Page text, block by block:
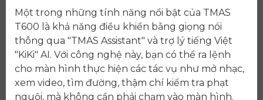
Một trong những tính năng nổi bật của TMAS
T600 là khả năng điều khiển bằng giọng nói
thông qua "TMAS Assistant" và trợ lý tiếng Việt
"KiKi" AI. Với công nghệ này, bạn có thể ra lệnh
cho màn hình thực hiện các tác vụ như mở nhạc,
xem video, tìm đường, thậm chí kiểm tra phạt
nguội, mà không cần phải chạm vào màn hình.